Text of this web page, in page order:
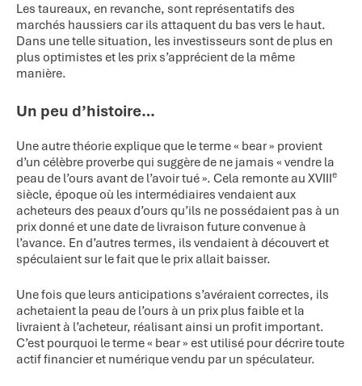
Les taureaux, en revanche, sont représentatifs des
marchés haussiers car ils attaquent du bas vers le haut.
Dans une telle situation, les investisseurs sont de plus en
plus optimistes et les prix s’apprécient de la même
manière.
Un peu d’histoire…
Une autre théorie explique que le terme « bear » provient
d’un célèbre proverbe qui suggère de ne jamais « vendre la
peau de l’ours avant de l’avoir tué ». Cela remonte au XVIIIe
siècle, époque où les intermédiaires vendaient aux
acheteurs des peaux d’ours qu’ils ne possédaient pas à un
prix donné et une date de livraison future convenue à
l’avance. En d’autres termes, ils vendaient à découvert et
spéculaient sur le fait que le prix allait baisser.
Une fois que leurs anticipations s’avéraient correctes, ils
achetaient la peau de l’ours à un prix plus faible et la
livraient à l’acheteur, réalisant ainsi un profit important.
C’est pourquoi le terme « bear » est utilisé pour décrire toute
actif financier et numérique vendu par un spéculateur.